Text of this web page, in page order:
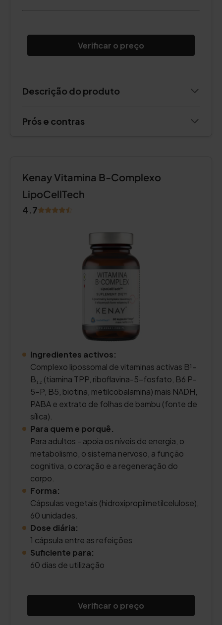
Verificar o preço
Descrição do produto
Prós e contras
Kenay Vitamina B-Complexo
LipoCellTech
4.7
Ingredientes activos:
Complexo lipossomal de vitaminas activas B¹-
B₁₂ (tiamina TPP, riboflavina-5-fosfato, B6 P-
5-P, B5, biotina, metilcobalamina) mais NADH,
PABA e extrato de folhas de bambu (fonte de
sílica).
Para quem e porquê.
Para adultos - apoia os níveis de energia, o
metabolismo, o sistema nervoso, a função
cognitiva, o coração e a regeneração do
corpo.
Forma:
Cápsulas vegetais (hidroxipropilmetilcelulose),
60 unidades.
Dose diária:
1 cápsula entre as refeições
Suficiente para:
60 dias de utilização
Verificar o preço